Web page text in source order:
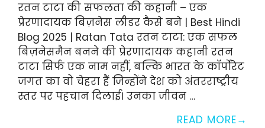
रतन टाटा की सफलता की कहानी – एक
प्रेरणादायक बिज़नेस लीडर कैसे बने | Best Hindi
Blog 2025 | Ratan Tata रतन टाटा: एक सफल
बिज़नेसमैन बनने की प्रेरणादायक कहानी रतन
टाटा सिर्फ एक नाम नहीं, बल्कि भारत के कॉर्पोरेट
जगत का वो चेहरा हैं जिन्होंने देश को अंतरराष्ट्रीय
स्तर पर पहचान दिलाई। उनका जीवन …
READ MORE